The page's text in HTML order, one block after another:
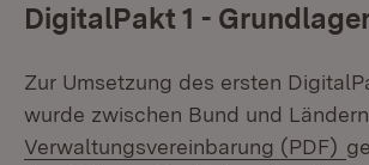
DigitalPakt 1 -
Zur Umsetzung des ersten
wurde zwischen Bund und
Verwaltungsvereinbarung (PDF)